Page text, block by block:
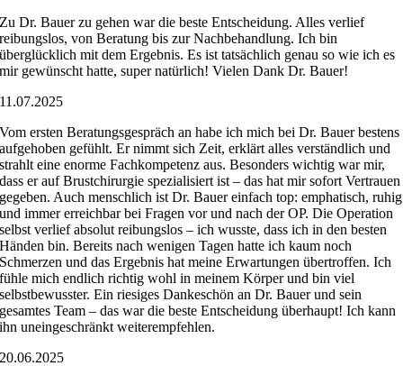
Zu Dr. Bauer zu gehen war die beste Entscheidung. Alles verlief
reibungslos, von Beratung bis zur Nachbehandlung. Ich bin
überglücklich mit dem Ergebnis. Es ist tatsächlich genau so wie ich es
mir gewünscht hatte, super natürlich! Vielen Dank Dr. Bauer!
11.07.2025
Vom ersten Beratungsgespräch an habe ich mich bei Dr. Bauer bestens
aufgehoben gefühlt. Er nimmt sich Zeit, erklärt alles verständlich und
strahlt eine enorme Fachkompetenz aus. Besonders wichtig war mir,
dass er auf Brustchirurgie spezialisiert ist – das hat mir sofort Vertrauen
gegeben. Auch menschlich ist Dr. Bauer einfach top: emphatisch, ruhig
und immer erreichbar bei Fragen vor und nach der OP. Die Operation
selbst verlief absolut reibungslos – ich wusste, dass ich in den besten
Händen bin. Bereits nach wenigen Tagen hatte ich kaum noch
Schmerzen und das Ergebnis hat meine Erwartungen übertroffen. Ich
fühle mich endlich richtig wohl in meinem Körper und bin viel
selbstbewusster. Ein riesiges Dankeschön an Dr. Bauer und sein
gesamtes Team – das war die beste Entscheidung überhaupt! Ich kann
ihn uneingeschränkt weiterempfehlen.
20.06.2025